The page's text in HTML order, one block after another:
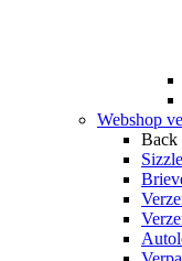
Webshop
Back